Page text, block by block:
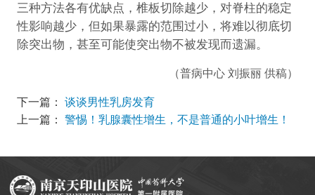
三种方法各有优缺点，椎板切除越少，对脊柱的稳定
性影响越少，但如果暴露的范围过小，将难以彻底切
除突出物，甚至可能使突出物不被发现而遗漏。
（普病中心 刘振丽 供稿）
下一篇： 谈谈男性乳房发育
上一篇： 警惕！乳腺囊性增生，不是普通的小叶增生！